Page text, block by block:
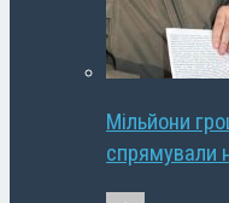
Мільйони
спрямували